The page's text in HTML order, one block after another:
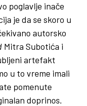
poglavlje inače
je da se skoro u
autorsko
Mitra Subotića i
artefakt
u to vreme imali
pomenute
doprinos.